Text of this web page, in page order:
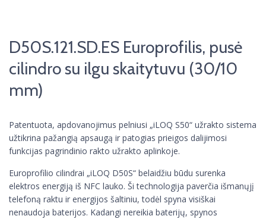
D50S.121.SD.ES Europrofilis, pusė
cilindro su ilgu skaitytuvu (30/10
mm)
Patentuota, apdovanojimus pelniusi „iLOQ S50“ užrakto sistema
užtikrina pažangią apsaugą ir patogias prieigos dalijimosi
funkcijas pagrindinio rakto užrakto aplinkoje.
Europrofilio cilindrai „iLOQ D50S“ belaidžiu būdu surenka
elektros energiją iš NFC lauko. Ši technologija paverčia išmanųjį
telefoną raktu ir energijos šaltiniu, todėl spyna visiškai
nenaudoja baterijos. Kadangi nereikia baterijų, spynos